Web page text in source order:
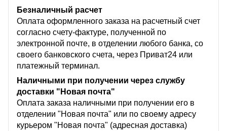
Безналичный расчет
Оплата оформленного заказа на расчетный счет
согласно счету-фактуре, полученной по
электронной почте, в отделении любого банка, со
своего банковского счета, через Приват24 или
платежный терминал.
Наличными при получении через службу
доставки "Новая почта"
Оплата заказа наличными при получении его в
отделении "Новая почта" или по своему адресу
курьером "Новая почта" (адресная доставка)